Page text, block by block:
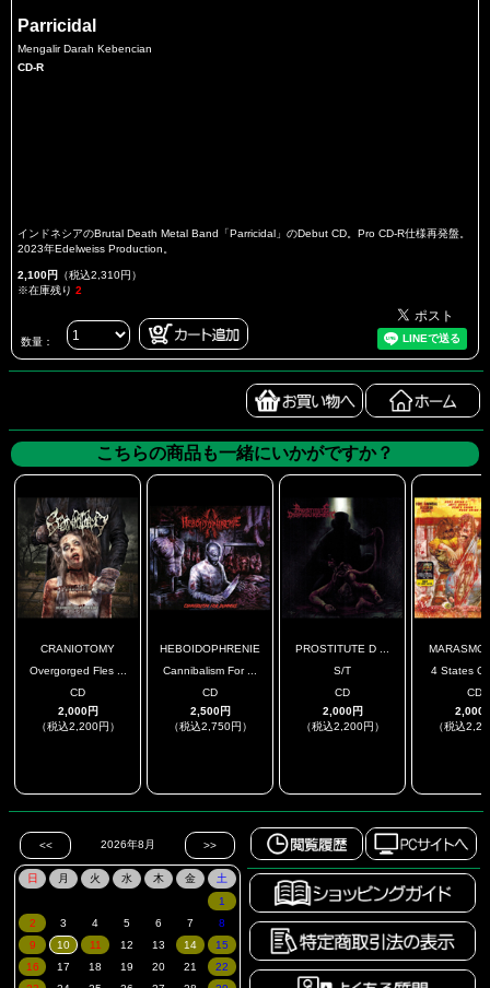
Parricidal
Mengalir Darah Kebencian
CD-R
インドネシアのBrutal Death Metal Band「Parricidal」のDebut CD。Pro CD-R仕様再発盤。
2023年Edelweiss Production。
2,100円 （税込2,310円）
※在庫残り 2
数量：
こちらの商品も一緒にいかがですか？
CRANIOTOMY
Overgorged Fles ...
CD
2,000円
（税込2,200円）
HEBOIDOPHRENIE
Cannibalism For ...
CD
2,500円
（税込2,750円）
PROSTITUTE D ...
S/T
CD
2,000円
（税込2,200円）
MARASMO
4 States
CD
2,000
（税込